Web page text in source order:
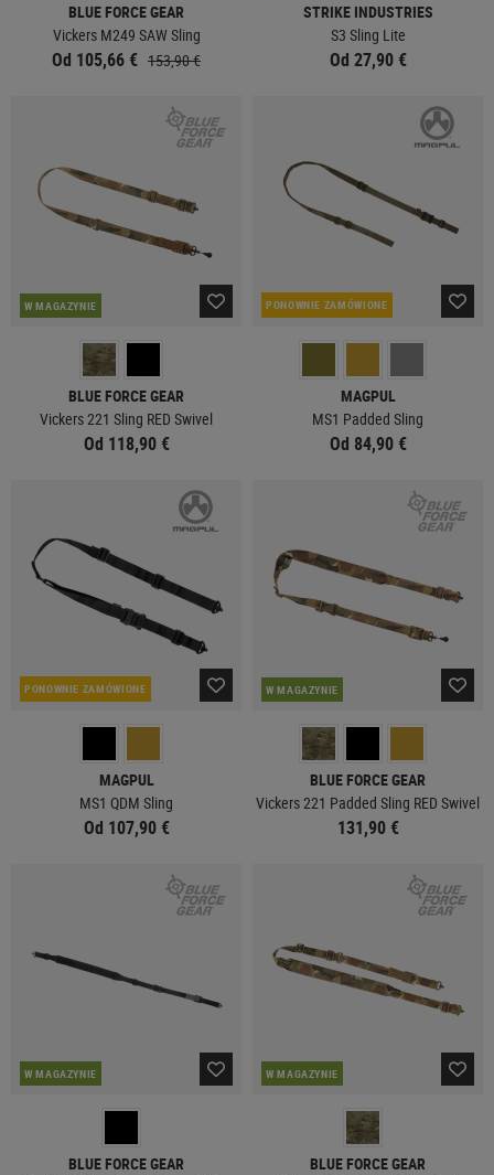
BLUE FORCE GEAR
Vickers M249 SAW Sling
Od 105,66 € 153,90 €
STRIKE INDUSTRIES
S3 Sling Lite
Od 27,90 €
W MAGAZYNIE
BLUE FORCE GEAR
Vickers 221 Sling RED Swivel
Od 118,90 €
PONOWNIE ZAMÓWIONE
MAGPUL
MS1 Padded Sling
Od 84,90 €
PONOWNIE ZAMÓWIONE
MAGPUL
MS1 QDM Sling
Od 107,90 €
W MAGAZYNIE
BLUE FORCE GEAR
Vickers 221 Padded Sling RED Swivel
131,90 €
W MAGAZYNIE
BLUE FORCE GEAR
W MAGAZYNIE
BLUE FORCE GEAR